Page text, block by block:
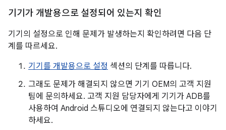
기기가 개발용으로 설정되어 있는지 확인
기기의 설정으로 인해 문제가 발생하는지 확인하려면 다음 단
계를 따르세요.
기기를 개발용으로 설정 섹션의 단계를 따릅니다.
그래도 문제가 해결되지 않으면 기기 OEM의 고객 지원
팀에 문의하세요. 고객 지원 담당자에게 기기가 ADB를
사용하여 Android 스튜디오에 연결되지 않는다고 이야기
하세요.